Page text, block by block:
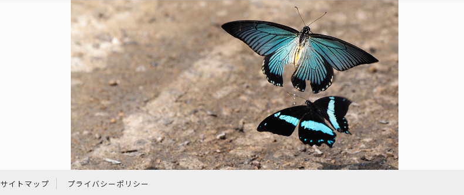
サイトマップ プライバシーポリシー